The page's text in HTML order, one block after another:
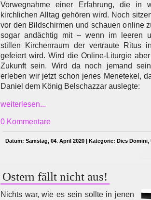
Vorwegnahme einer Erfahrung, die in
kirchlichen Alltag gehören wird. Noch
vor den Bildschirmen und schauen online
sogar andächtig mit – wenn im leeren
stillen Kirchenraum der vertraute Ritus
gefeiert wird. Wird die Online-Liturgie
Zukunft sein. Wird da noch jemand
erleben wir jetzt schon jenes Menetekel,
Daniel dem König Belschazzar auslegte:
weiterlesen...
0 Kommentare
Datum: Samstag, 04. April 2020 | Kategorie: Dies Domini,
Ostern fällt nicht aus!
Nichts war, wie es sein sollte in jenen